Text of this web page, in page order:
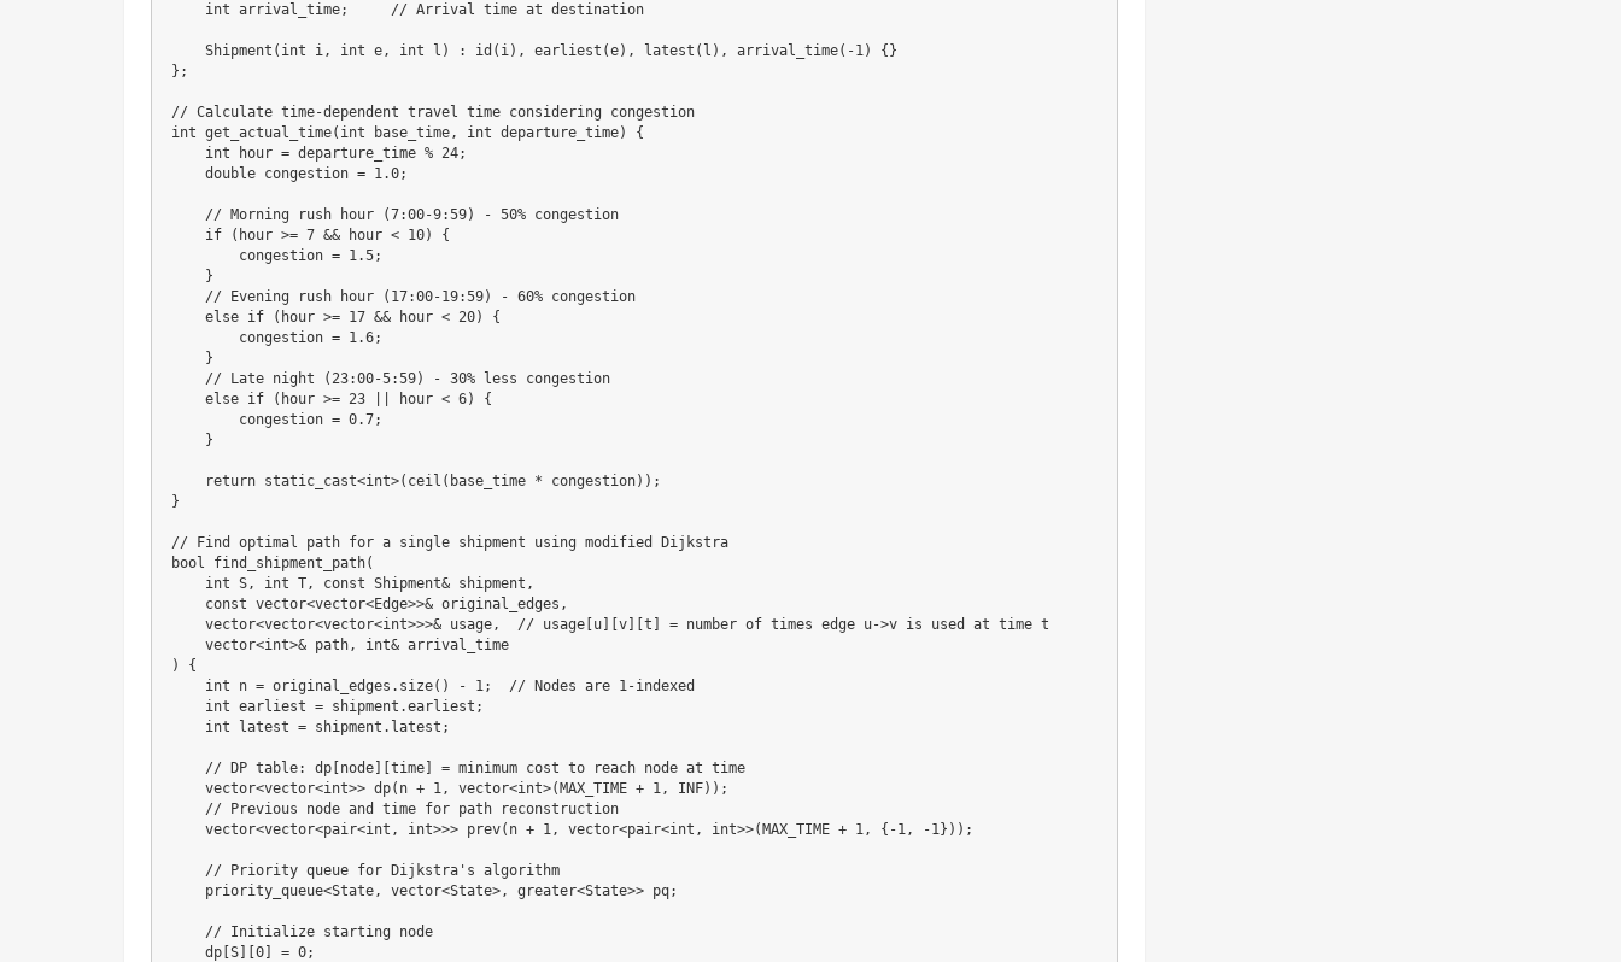
    int arrival_time;     // Arrival time at destination
    Shipment(int i, int e, int l) : id(i), earliest(e), latest(l), arrival_time(-1) {}
};
// Calculate time-dependent travel time considering congestion
int get_actual_time(int base_time, int departure_time) {
    int hour = departure_time % 24;
    double congestion = 1.0;
    // Morning rush hour (7:00-9:59) - 50% congestion
    if (hour >= 7 && hour < 10) {
        congestion = 1.5;
    }
    // Evening rush hour (17:00-19:59) - 60% congestion
    else if (hour >= 17 && hour < 20) {
        congestion = 1.6;
    }
    // Late night (23:00-5:59) - 30% less congestion
    else if (hour >= 23 || hour < 6) {
        congestion = 0.7;
    }
    return static_cast<int>(ceil(base_time * congestion));
}
// Find optimal path for a single shipment using modified Dijkstra
bool find_shipment_path(
    int S, int T, const Shipment& shipment,
    const vector<vector<Edge>>& original_edges,
    vector<vector<vector<int>>>& usage,  // usage[u][v][t] = number of times edge u->v is used at time t
    vector<int>& path, int& arrival_time
) {
    int n = original_edges.size() - 1;  // Nodes are 1-indexed
    int earliest = shipment.earliest;
    int latest = shipment.latest;
    // DP table: dp[node][time] = minimum cost to reach node at time
    vector<vector<int>> dp(n + 1, vector<int>(MAX_TIME + 1, INF));
    // Previous node and time for path reconstruction
    vector<vector<pair<int, int>>> prev(n + 1, vector<pair<int, int>>(MAX_TIME + 1, {-1, -1}));
    // Priority queue for Dijkstra's algorithm
    priority_queue<State, vector<State>, greater<State>> pq;
    // Initialize starting node
    dp[S][0] = 0;